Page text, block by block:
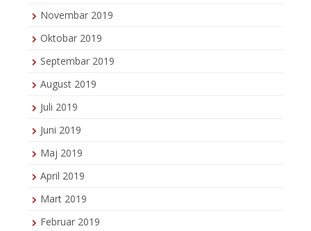
Novembar 2019
Oktobar 2019
Septembar 2019
August 2019
Juli 2019
Juni 2019
Maj 2019
April 2019
Mart 2019
Februar 2019